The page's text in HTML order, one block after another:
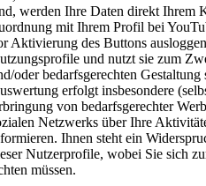
werden Ihre Daten direkt Ihrem
mit Ihrem Profil bei
Aktivierung des Buttons
und nutzt sie zum
oder bedarfsgerechten
erfolgt insbesondere
von bedarfsgerechter
Netzwerks über Ihre
Ihnen steht ein
Nutzerprofile, wobei Sie sich
müssen.